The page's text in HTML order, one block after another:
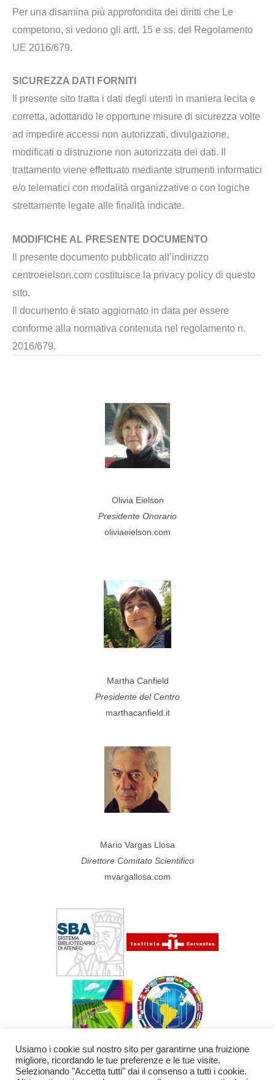
Per una disamina più approfondita dei diritti che Le
competono, si vedono gli artt. 15 e ss. del Regolamento
UE 2016/679.
SICUREZZA DATI FORNITI
Il presente sito tratta i dati degli utenti in maniera lecita e
corretta, adottando le opportune misure di sicurezza volte
ad impedire accessi non autorizzati, divulgazione,
modificati o distruzione non autorizzata dei dati. Il
trattamento viene effettuato mediante strumenti informatici
e/o telematici con modalità organizzative o con logiche
strettamente legate alle finalità indicate.
MODIFICHE AL PRESENTE DOCUMENTO
Il presente documento pubblicato all’indirizzo
centroeielson.com costituisce la privacy policy di questo
sito.
Il documento è stato aggiornato in data per essere
conforme alla normativa contenuta nel regolamento n.
2016/679.
Olivia Eielson
Presidente Onorario
oliviaeielson.com
Martha Canfield
Presidente del Centro
marthacanfield.it
Mario Vargas Llosa
Direttore Comitato Scientifico
mvargallosa.com
Usiamo i cookie sul nostro sito per garantirne una fruizione
migliore, ricordando le tue preferenze e le tue visite.
Selezionando "Accetta tutti" dai il consenso a tutti i cookie.